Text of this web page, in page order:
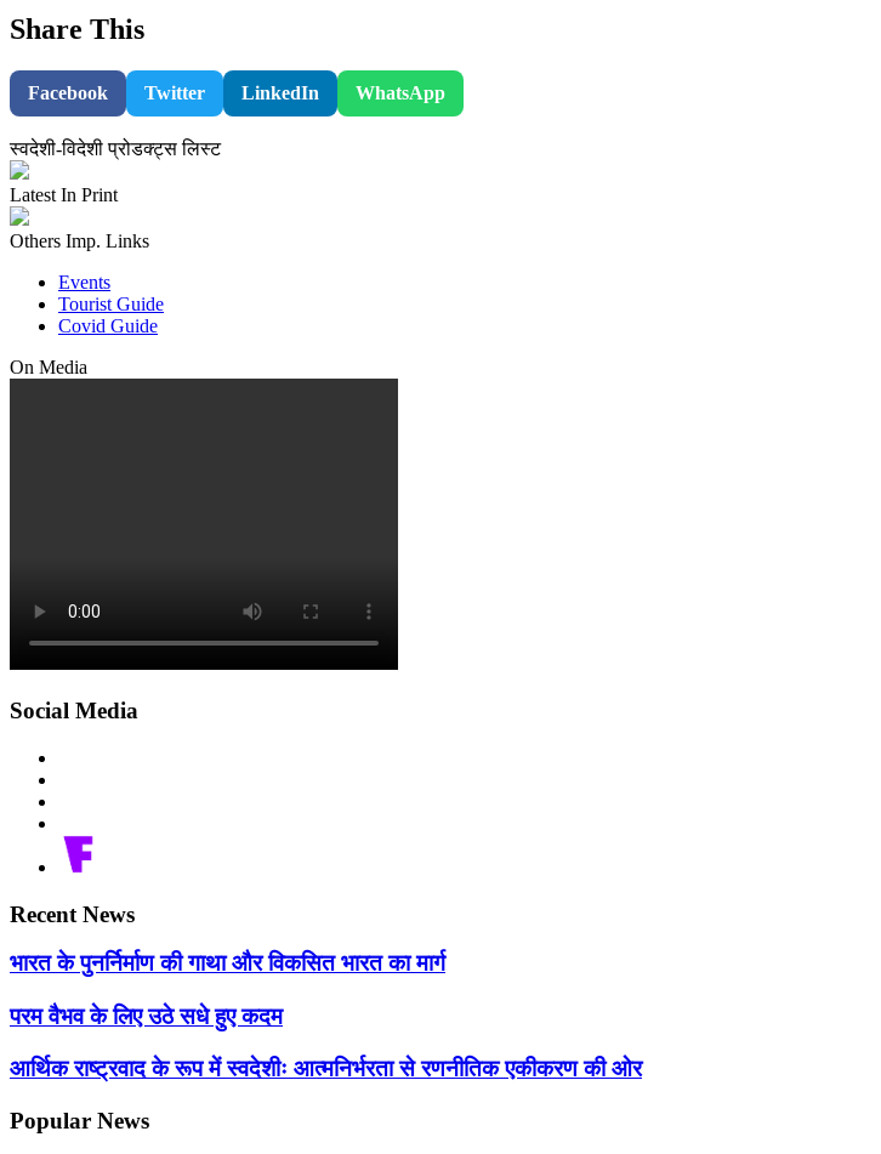
Share This
Facebook Twitter LinkedIn WhatsApp
स्वदेशी-विदेशी प्रोडक्ट्स लिस्ट
Latest In Print
Others Imp. Links
Events
Tourist Guide
Covid Guide
On Media
Social Media
Recent News
भारत के पुनर्निर्माण की गाथा और विकसित भारत का मार्ग
परम वैभव के लिए उठे सधे हुए कदम
आर्थिक राष्ट्रवाद के रूप में स्वदेशीः आत्मनिर्भरता से रणनीतिक एकीकरण की ओर
Popular News